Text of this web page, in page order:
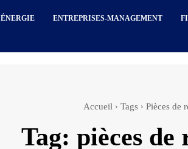
ÉNERGIE ENTREPRISES-MANAGEMENT
Accueil Tags Pièces de
Tag: pièces de